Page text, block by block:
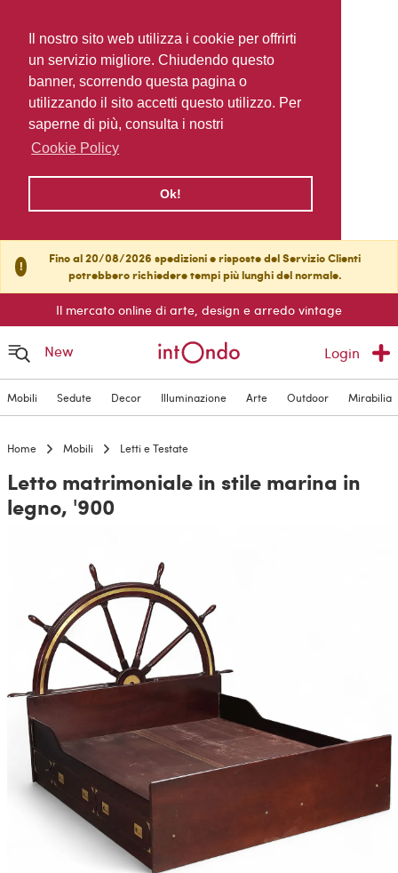
Il nostro sito web utilizza i cookie per offrirti
un servizio migliore. Chiudendo questo
banner, scorrendo questa pagina o
utilizzando il sito accetti questo utilizzo. Per
saperne di più, consulta i nostri
Cookie Policy
Ok!
!
Fino al 20/08/2026 spedizioni e risposte del Servizio Clienti
potrebbero richiedere tempi più lunghi del normale.
Il mercato online di arte, design e arredo vintage
New Login
Mobili Sedute Decor Illuminazione Arte Outdoor Mirabilia
Home Mobili Letti e Testate
Letto matrimoniale in stile marina in
legno, '900